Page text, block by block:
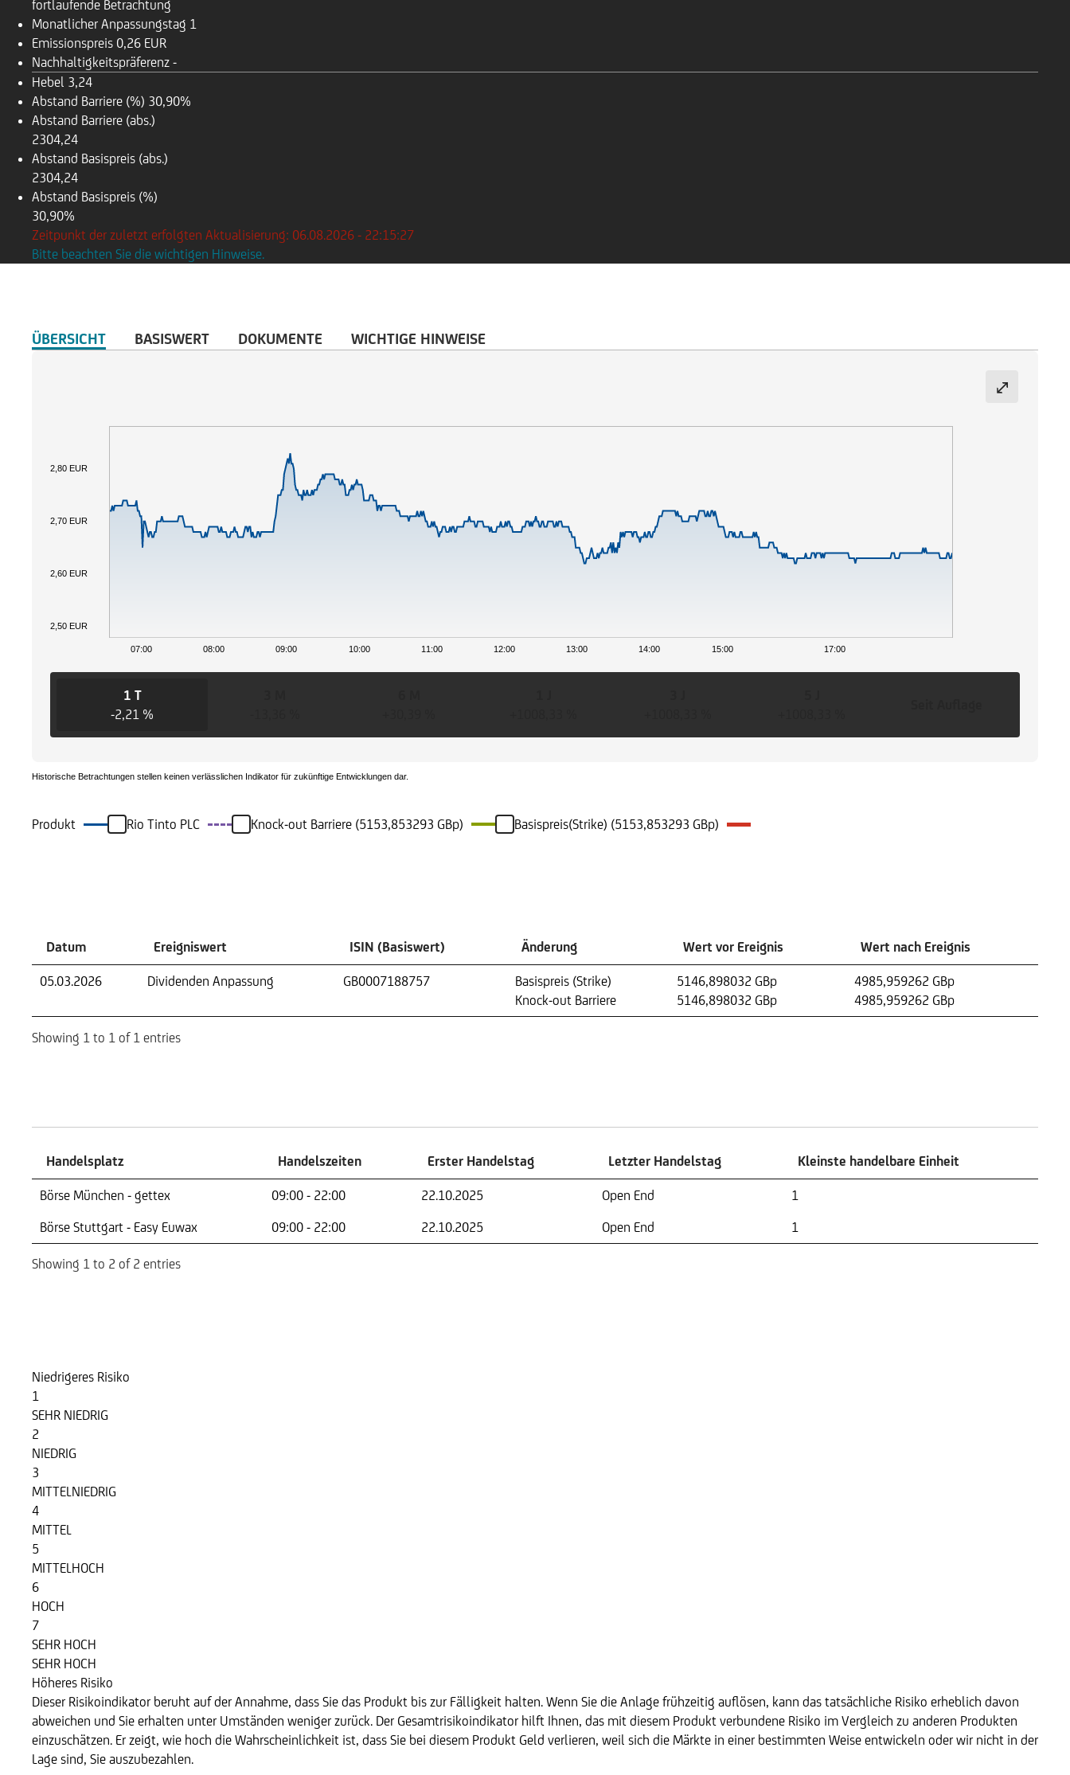
fortlaufende Betrachtung
Monatlicher Anpassungstag 1
Emissionspreis 0,26 EUR
Nachhaltigkeitspräferenz -
Hebel 3,24
Abstand Barriere (%) 30,90%
Abstand Barriere (abs.)
2304,24
Abstand Basispreis (abs.)
2304,24
Abstand Basispreis (%)
30,90%
Zeitpunkt der zuletzt erfolgten Aktualisierung: 06.08.2026 - 22:15:27
Bitte beachten Sie die wichtigen Hinweise.
ÜBERSICHT BASISWERT DOKUMENTE WICHTIGE HINWEISE
07:00 08:00 09:00 10:00 11:00 12:00 13:00 14:00 15:00 17:00
2,50 EUR
2,60 EUR
2,70 EUR
2,80 EUR
1 T
-2,21 %
Historische Betrachtungen stellen keinen verlässlichen Indikator für zukünftige Entwicklungen dar.
Produkt Rio Tinto PLC Knock-out Barriere (5153,853293 GBp) Basispreis(Strike) (5153,853293 GBp)
Datum Ereigniswert ISIN (Basiswert) Änderung Wert vor Ereignis Wert nach Ereignis
05.03.2026 Dividenden Anpassung GB0007188757
Basispreis (Strike)
Knock-out Barriere
5146,898032 GBp
5146,898032 GBp
4985,959262 GBp
4985,959262 GBp
Showing 1 to 1 of 1 entries
Handelsplatz Handelszeiten Erster Handelstag Letzter Handelstag
Kleinste handelbare Einheit
Handelsplatz
Handelszeiten Erster Handelstag Letzter Handelstag
Börse München - gettex 09:00 - 22:00 22.10.2025 Open End
1
Börse Stuttgart - Easy Euwax
09:00 - 22:00 22.10.2025 Open End 1
Showing 1 to 2 of 2 entries
Niedrigeres Risiko
1
SEHR NIEDRIG
2
NIEDRIG
3
MITTELNIEDRIG
4
MITTEL
5
MITTELHOCH
6
HOCH
7
SEHR HOCH
SEHR HOCH
Höheres Risiko
Dieser Risikoindikator beruht auf der Annahme, dass Sie das Produkt bis zur Fälligkeit halten. Wenn Sie die Anlage frühzeitig auflösen, kann das tatsächliche Risiko erheblich davon
abweichen und Sie erhalten unter Umständen weniger zurück. Der Gesamtrisikoindikator hilft Ihnen, das mit diesem Produkt verbundene Risiko im Vergleich zu anderen Produkten
einzuschätzen. Er zeigt, wie hoch die Wahrscheinlichkeit ist, dass Sie bei diesem Produkt Geld verlieren, weil sich die Märkte in einer bestimmten Weise entwickeln oder wir nicht in der
Lage sind, Sie auszubezahlen.